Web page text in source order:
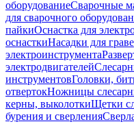
оборудованиеСварочные
для сварочного
пайкиОснастка для
оснасткиНасадки для
электроинструмента
электродвигателей
инструментовГоловки,
отвертокНожницы
керны, выколоткиЩетки
бурения и сверления